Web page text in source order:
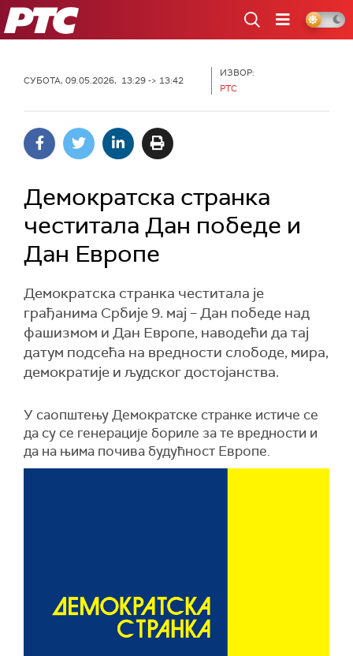
РТС
СУБОТА, 09.05.2026, 13:29 -> 13:42
ИЗВОР:
РТС
Демократска странка
честитала Дан победе и
Дан Европе
Демократска странка честитала је
грађанима Србије 9. мај – Дан победе над
фашизмом и Дан Европе, наводећи да тај
датум подсећа на вредности слободе, мира,
демократије и људског достојанства.
У саопштењу Демократске странке истиче се
да су се генерације бориле за те вредности и
да на њима почива будућност Европе.